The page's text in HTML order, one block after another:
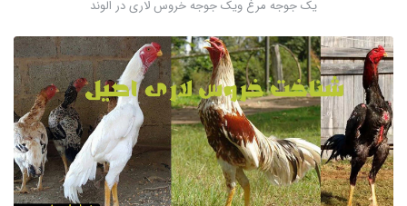
یک جوجه مرغ ویک جوجه خروس لاری در الوند